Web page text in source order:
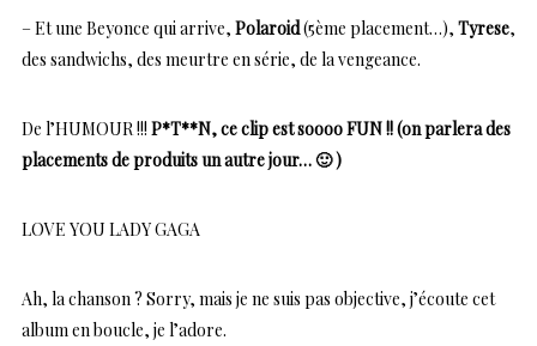
– Et une Beyonce qui arrive, Polaroid(5ème placement…), Tyrese,
des sandwichs, des meurtre en série, de la vengeance.
De l’HUMOUR !!! P*T**N, ce clip est soooo FUN !! (on parlera des
placements de produits un autre jour… 🙂 )
LOVE YOU LADY GAGA
Ah, la chanson ? Sorry, mais je ne suis pas objective, j’écoute cet
album en boucle, je l’adore.